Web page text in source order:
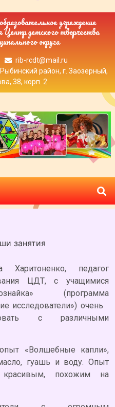
учреждение
Центр детского творчества
округа
rib-rcdt@mail.ru
район, г. Заозерный,
38, корп. 2
занятия
Харитоненко, педагог
ЦДТ, с учащимися
(программа
исследователи») очень
с различными
«Волшебные капли»,
гуашь и воду. Опыт
красивым, похожим на